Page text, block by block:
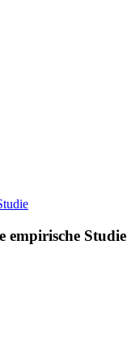
Studie